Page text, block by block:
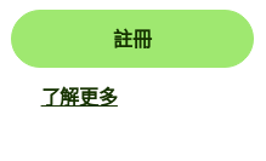
註冊
了解更多